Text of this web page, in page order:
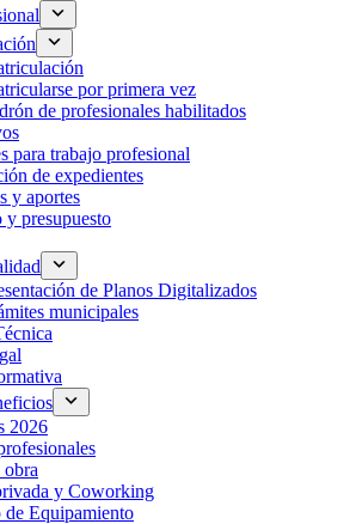
por primera vez
de profesionales habilitados
para trabajo profesional
de expedientes
y aportes
y presupuesto
de Planos Digitalizados
municipales
2026
obra
y Coworking
de Equipamiento